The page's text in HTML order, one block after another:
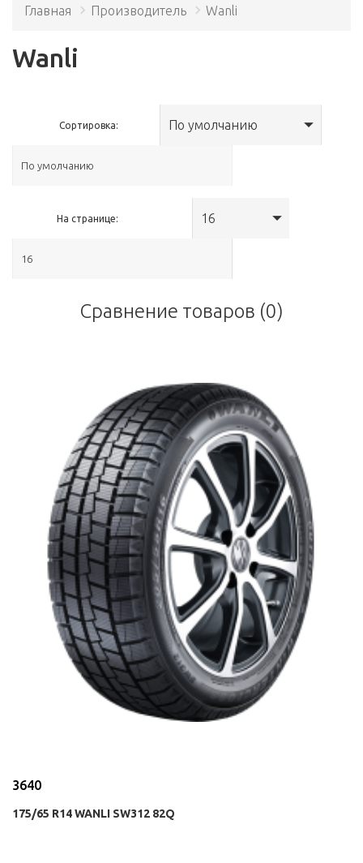
Главная Производитель Wanli
Wanli
Сортировка: По умолчанию
На странице: 16
Сравнение товаров (0)
3640
175/65 R14 WANLI SW312 82Q